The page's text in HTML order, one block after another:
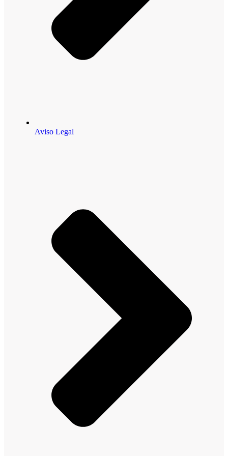
Aviso Legal